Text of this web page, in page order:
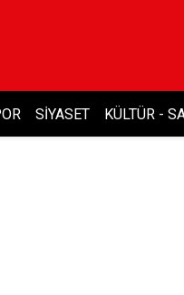
SIYASET KÜLTÜR -